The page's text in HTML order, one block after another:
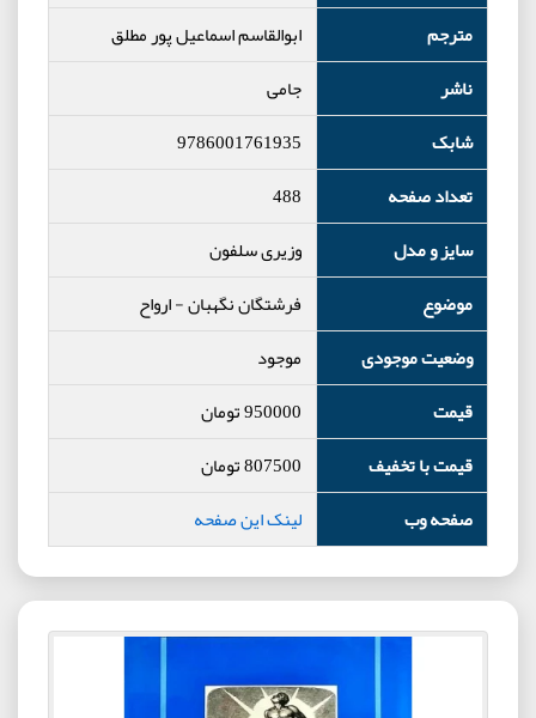
مترجم
ابوالقاسم اسماعیل پور مطلق
ناشر
جامی
شابک
9786001761935
تعداد صفحه
488
سایز و مدل
وزیری سلفون
موضوع
فرشتگان نگهبان-ارواح
وضعیت موجودی
موجود
قیمت
950000تومان
قیمت با تخفیف
807500تومان
صفحه وب
لینک این صفحه